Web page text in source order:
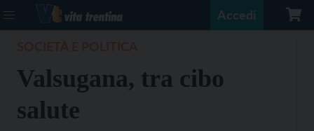
Accedi
Valsugana, tra cibo
salute